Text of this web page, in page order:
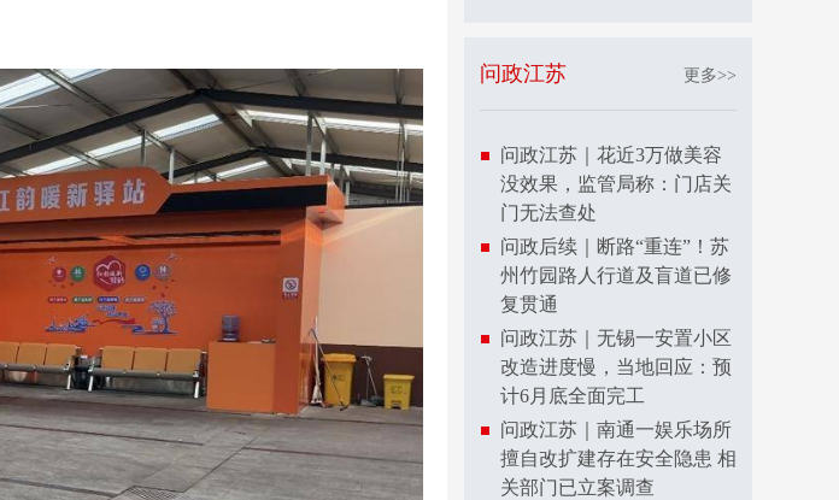
问政江苏 更多>>
问政江苏｜花近3万做美容
没效果，监管局称：门店关
门无法查处
问政后续｜断路“重连”！苏
州竹园路人行道及盲道已修
复贯通
问政江苏｜无锡一安置小区
改造进度慢，当地回应：预
计6月底全面完工
问政江苏｜南通一娱乐场所
擅自改扩建存在安全隐患 相
关部门已立案调查